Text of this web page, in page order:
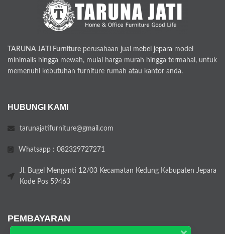
TARUNA JATI Furniture perusahaan jual mebel jepara model
minimalis hingga mewah, mulai harga murah hingga termahal, untuk
memenuhi kebutuhan furniture rumah atau kantor anda.
HUBUNGI KAMI
tarunajatifurniture@gmail.com
Whatsapp : 082329727271
Jl. Bugel Menganti 12/03 Kecamatan Kedung Kabupaten Jepara
Kode Pos 59463
PEMBAYARAN